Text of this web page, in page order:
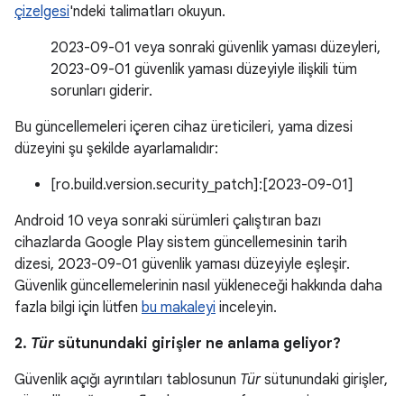
çizelgesi'ndeki talimatları okuyun.
2023-09-01 veya sonraki güvenlik yaması düzeyleri,
2023-09-01 güvenlik yaması düzeyiyle ilişkili tüm
sorunları giderir.
Bu güncellemeleri içeren cihaz üreticileri, yama dizesi
düzeyini şu şekilde ayarlamalıdır:
[ro.build.version.security_patch]:[2023-09-01]
Android 10 veya sonraki sürümleri çalıştıran bazı
cihazlarda Google Play sistem güncellemesinin tarih
dizesi, 2023-09-01 güvenlik yaması düzeyiyle eşleşir.
Güvenlik güncellemelerinin nasıl yükleneceği hakkında daha
fazla bilgi için lütfen bu makaleyi inceleyin.
2. Tür sütunundaki girişler ne anlama geliyor?
Güvenlik açığı ayrıntıları tablosunun Türsütunundaki girişler,